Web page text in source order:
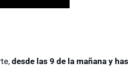
desde las 9 de la mañana y